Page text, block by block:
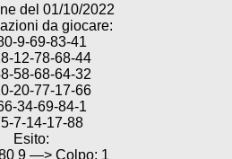
del 01/10/2022
da giocare:
9-69-83-41
12-78-68-44
58-68-64-32
20-77-17-66
34-69-84-1
7-14-17-88
Esito:
9 —> Colpo: 1